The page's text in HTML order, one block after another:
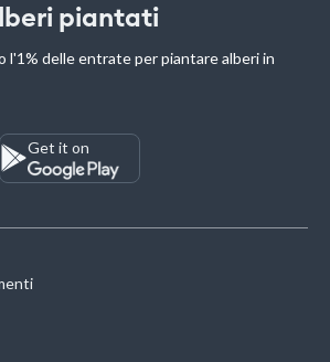
piantati
l'1% delle entrate per piantare alberi in
Get it on